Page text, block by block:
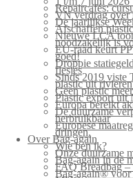
Repaircafés:
VN verdrag over
De jaarlijkse
Afschaffen
Nieuwe LCA
noodzakelijk is
EU-raad keurt
goed!
Droppie
flesjes
Sinds 2019 viste
plastic uit
Geen plastic
Plastic export uit
Europa bereikt
De duurzame
herbruikbaar
Europese
dringen.
Over Bag-again
Wie ben ik?
Onze duurzame
Bag-again in de
FAQ Breadbag –
Bag-again® voor